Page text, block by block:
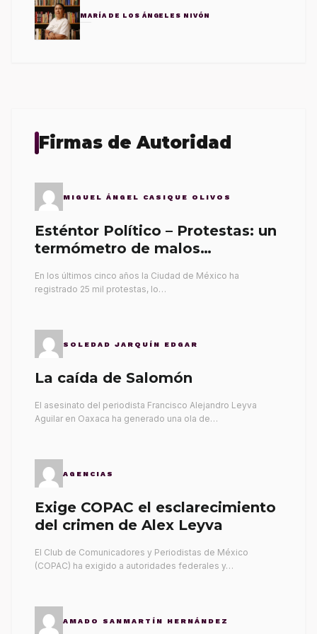
MARÍA DE LOS ÁNGELES NIVÓN
Firmas de Autoridad
MIGUEL ÁNGEL CASIQUE OLIVOS
Esténtor Político – Protestas: un
termómetro de malos
En los últimos cinco años la Ciudad de México ha
registrado 25 mil protestas, lo…
SOLEDAD JARQUÍN EDGAR
La caída de Salomón
El asesinato del periodista Francisco Alejandro Leyva
Aguilar en Oaxaca ha generado una ola de…
AGENCIAS
Exige COPAC el esclarecimiento
del crimen de Alex Leyva
El Club de Comunicadores y Periodistas de México
(COPAC) ha exigido a autoridades federales y…
AMADO SANMARTÍN HERNÁNDEZ